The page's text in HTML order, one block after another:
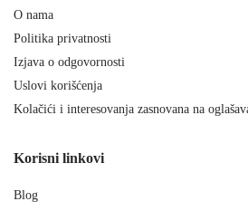
O nama
Politika privatnosti
Izjava o odgovornosti
Uslovi korišćenja
Kolačići i interesovanja zasnovana na
Korisni linkovi
Blog